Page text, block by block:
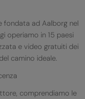
fondata ad Aalborg nel
operiamo in 15 paesi
e video gratuiti dei
camino ideale.
comprendiamo le